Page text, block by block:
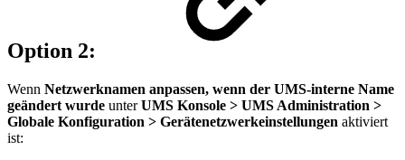
Option 2:
Wenn Netzwerknamen anpassen, wenn der UMS-interne Name
geändert wurde unterUMS Konsole > UMS Administration >
Globale Konfiguration > Gerätenetzwerkeinstellungen aktiviert
ist: